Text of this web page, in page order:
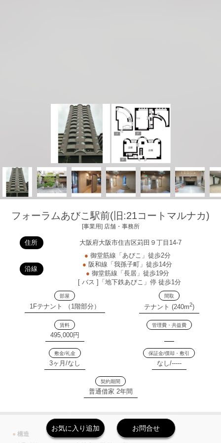
フォーラムあびこ駅前(旧:21コートマルナカ)
[事業用] 店舗・事務所
住所 大阪府大阪市住吉区苅田９丁目14-7
沿線
● 御堂筋線「あびこ」徒歩2分
● 阪和線「我孫子町」徒歩14分
● 御堂筋線「長居」徒歩19分
[ バス ]「地下鉄あびこ」停 徒歩1分
部屋 間取
1Fテナント （1階部分） テナント (240m2)
賃料 管理費・共益費
495,000円
敷金/礼金 保証金/償却・敷引
3ヶ月/なし なし/-----
契約期間
普通借家 2年間
● 構造
お気に入り追加 お問合せ